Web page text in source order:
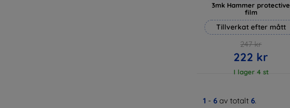
3mk Hammer protective
film
Tillverkat efter mått
247 kr
222 kr
I lager 4 st
1 - 6 av totalt 6.